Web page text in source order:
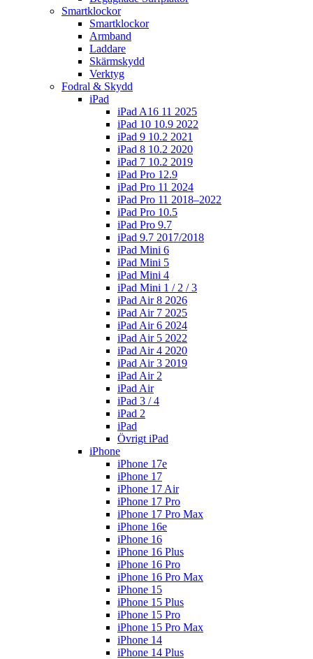
Smartklockor
Smartklockor
Armband
Laddare
Skärmskydd
Verktyg
Fodral & Skydd
iPad
iPad A16 11 2025
iPad 10 10.9 2022
iPad 9 10.2 2021
iPad 8 10.2 2020
iPad 7 10.2 2019
iPad Pro 12.9
iPad Pro 11 2024
iPad Pro 11 2018–2022
iPad Pro 10.5
iPad Pro 9.7
iPad 9.7 2017/2018
iPad Mini 6
iPad Mini 5
iPad Mini 4
iPad Mini 1 / 2 / 3
iPad Air 8 2026
iPad Air 7 2025
iPad Air 6 2024
iPad Air 5 2022
iPad Air 4 2020
iPad Air 3 2019
iPad Air 2
iPad Air
iPad 3 / 4
iPad 2
iPad
Övrigt iPad
iPhone
iPhone 17e
iPhone 17
iPhone 17 Air
iPhone 17 Pro
iPhone 17 Pro Max
iPhone 16e
iPhone 16
iPhone 16 Plus
iPhone 16 Pro
iPhone 16 Pro Max
iPhone 15
iPhone 15 Plus
iPhone 15 Pro
iPhone 15 Pro Max
iPhone 14
iPhone 14 Plus